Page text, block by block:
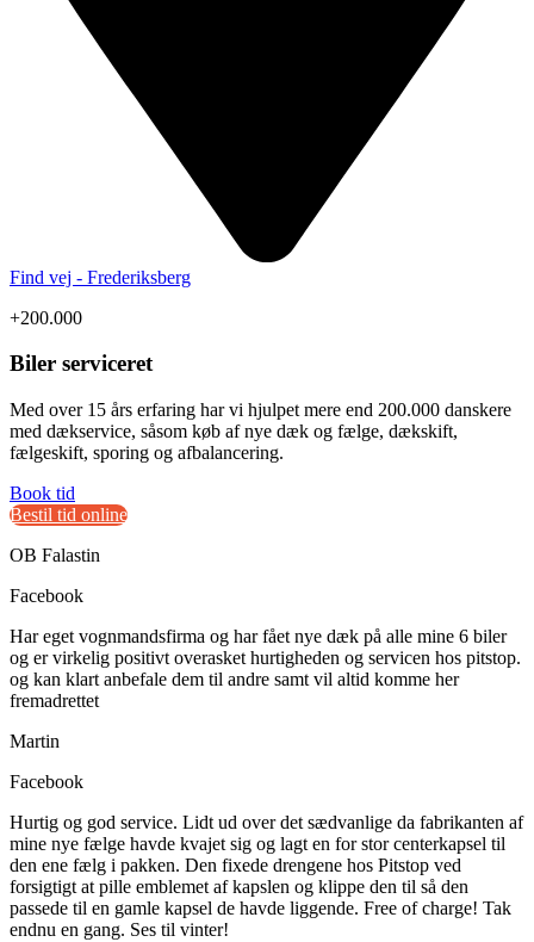
Find vej - Frederiksberg
+200.000
Biler serviceret
Med over 15 års erfaring har vi hjulpet mere end 200.000 danskere
med dækservice, såsom køb af nye dæk og fælge, dækskift,
fælgeskift, sporing og afbalancering.
Book tid
Bestil tid online
OB Falastin
Facebook
Har eget vognmandsfirma og har fået nye dæk på alle mine 6 biler
og er virkelig positivt overasket hurtigheden og servicen hos pitstop.
og kan klart anbefale dem til andre samt vil altid komme her
fremadrettet
Martin
Facebook
Hurtig og god service. Lidt ud over det sædvanlige da fabrikanten af
mine nye fælge havde kvajet sig og lagt en for stor centerkapsel til
den ene fælg i pakken. Den fixede drengene hos Pitstop ved
forsigtigt at pille emblemet af kapslen og klippe den til så den
passede til en gamle kapsel de havde liggende. Free of charge! Tak
endnu en gang. Ses til vinter!